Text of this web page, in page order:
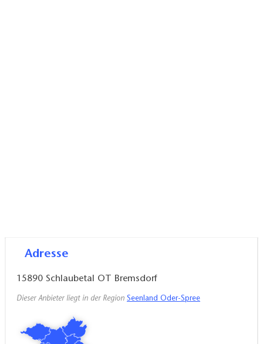
Adresse
15890 Schlaubetal OT Bremsdorf
Dieser Anbieter liegt in der Region Seenland Oder-Spree